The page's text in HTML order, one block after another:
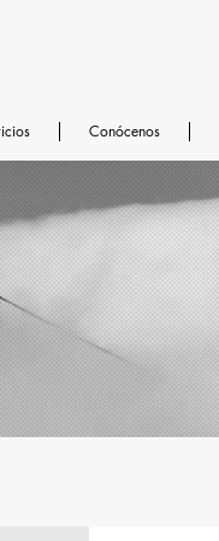
Conócenos